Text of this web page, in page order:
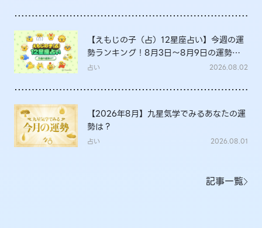
【えもじの子（占）12星座占い】今週の運
勢ランキング！8月3日～8月9日の運勢
は？
占い 2026.08.02
【2026年8月】九星気学でみるあなたの運
勢は？
占い 2026.08.01
記事一覧